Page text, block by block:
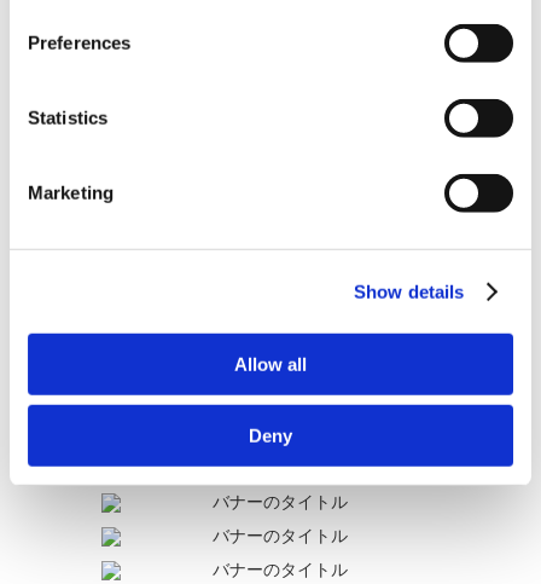
Preferences
Statistics
Marketing
Show details
Allow all
Deny
解決できなかった